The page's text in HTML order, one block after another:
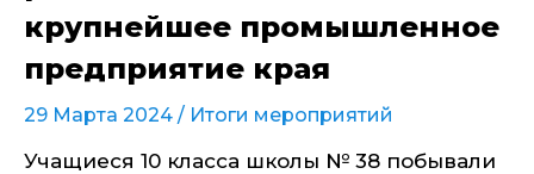
крупнейшее промышленное
предприятие края
29 Марта 2024 / Итоги мероприятий
Учащиеся 10 класса школы № 38 побывали